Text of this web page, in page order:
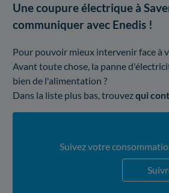
Une coupure électrique à
communiquer avec Enedis !
Pour pouvoir mieux intervenir face à
Avant toute chose, la panne
bien de l'alimentation ?
Dans la liste plus bas, trouvezqui
Suivez votre